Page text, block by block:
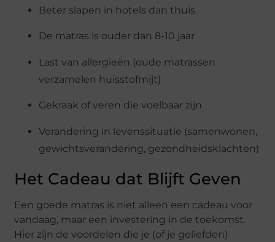
Beter slapen in hotels dan thuis
De matras is ouder dan 8-10 jaar
Last van allergieën (oude matrassen
verzamelen huisstofmijt)
Gekraak of veren die voelbaar zijn
Verandering in levenssituatie (samenwonen,
gewichtsverandering, gezondheidsklachten)
Het Cadeau dat Blijft Geven
Een goede matras is niet alleen een cadeau voor
vandaag, maar een investering in de toekomst.
Hier zijn de voordelen die je (of je geliefden)